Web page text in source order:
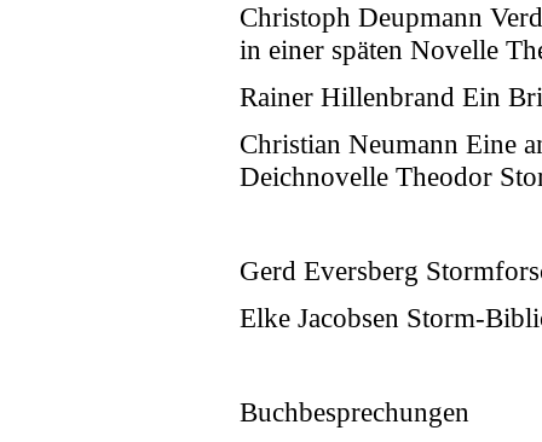
Christoph Deupmann
in einer späten Novelle
Rainer Hillenbrand Ein
Christian Neumann Eine
Deichnovelle Theodor
Gerd Eversberg
Elke Jacobsen Storm-
Buchbesprechungen